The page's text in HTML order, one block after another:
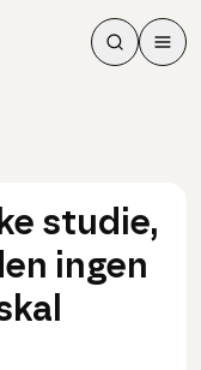
Søk
Søk
Meny
studie,
ingen